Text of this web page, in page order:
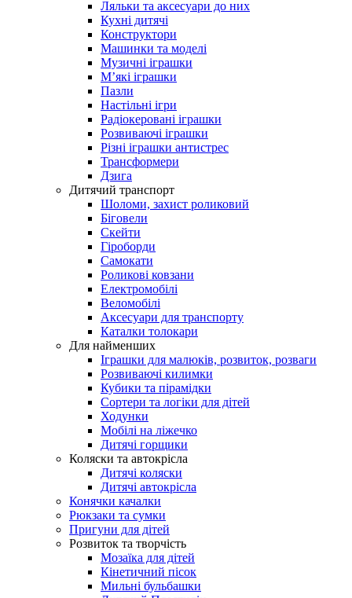
Ляльки та аксесуари до них
Кухні дитячі
Конструктори
Машинки та моделі
Музичні іграшки
Мʼякі іграшки
Пазли
Настільні ігри
Радіокеровані іграшки
Розвиваючі іграшки
Різні іграшки антистрес
Трансформери
Дзига
Дитячий транспорт
Шоломи, захист роликовий
Біговели
Скейти
Гіроборди
Самокати
Роликові ковзани
Електромобілі
Веломобілі
Аксесуари для транспорту
Каталки толокари
Для найменших
Іграшки для малюків, розвиток, розваги
Розвиваючі килимки
Кубики та пірамідки
Сортери та логіки для дітей
Ходунки
Мобілі на ліжечко
Дитячі горщики
Коляски та автокрісла
Дитячі коляски
Дитячі автокрісла
Конячки качалки
Рюкзаки та сумки
Пригуни для дітей
Розвиток та творчість
Мозаїка для дітей
Кінетичний пісок
Мильні бульбашки